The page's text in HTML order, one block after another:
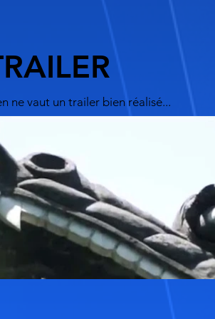
ne vaut un trailer bien réalisé...